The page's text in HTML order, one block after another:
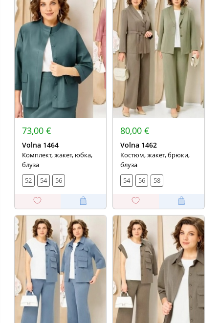
73,00 €
Volna 1464
Комплект, жакет, юбка,
блуза
52
54 56
80,00 €
Volna 1462
Костюм, жакет, брюки,
блуза
54
56 58